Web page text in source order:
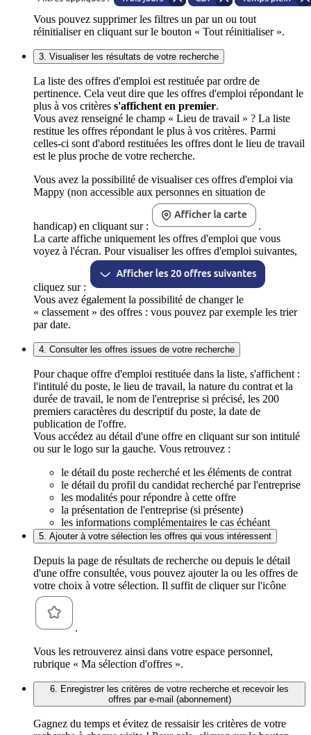
Vous pouvez supprimer les filtres un par un ou tout
réinitialiser en cliquant sur le bouton « Tout réinitialiser ».
3. Visualiser les résultats de votre recherche
La liste des offres d'emploi est restituée par ordre de
pertinence. Cela veut dire que les offres d'emploi répondant le
plus à vos critères s'affichent en premier.
Vous avez renseigné le champ « Lieu de travail » ? La liste
restitue les offres répondant le plus à vos critères. Parmi
celles-ci sont d'abord restituées les offres dont le lieu de travail
est le plus proche de votre recherche.
Vous avez la possibilité de visualiser ces offres d'emploi via
Mappy (non accessible aux personnes en situation de
handicap) en cliquant sur :
.
La carte affiche uniquement les offres d'emploi que vous
voyez à l'écran. Pour visualiser les offres d'emploi suivantes,
cliquez sur :
Vous avez également la possibilité de changer le
« classement » des offres : vous pouvez par exemple les trier
par date.
4. Consulter les offres issues de votre recherche
Pour chaque offre d'emploi restituée dans la liste, s'affichent :
l'intitulé du poste, le lieu de travail, la nature du contrat et la
durée de travail, le nom de l'entreprise si précisé, les 200
premiers caractères du descriptif du poste, la date de
publication de l'offre.
Vous accédez au détail d'une offre en cliquant sur son intitulé
ou sur le logo sur la gauche. Vous retrouvez :
le détail du poste recherché et les éléments de contrat
le détail du profil du candidat recherché par l'entreprise
les modalités pour répondre à cette offre
la présentation de l'entreprise (si présente)
les informations complémentaires le cas échéant
5. Ajouter à votre sélection les offres qui vous intéressent
Depuis la page de résultats de recherche ou depuis le détail
d'une offre consultée, vous pouvez ajouter la ou les offres de
votre choix à votre sélection. Il suffit de cliquer sur l'icône
.
Vous les retrouverez ainsi dans votre espace personnel,
rubrique « Ma sélection d'offres ».
6. Enregistrer les critères de votre recherche et recevoir les
offres par e-mail (abonnement)
Gagnez du temps et évitez de ressaisir les critères de votre